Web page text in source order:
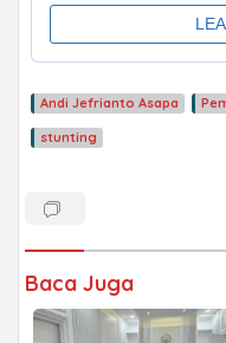
Andi Jefrianto Asapa
stunting
Baca Juga